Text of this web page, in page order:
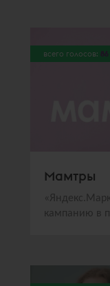
всего голосов: 86
Мамтры
кампанию в